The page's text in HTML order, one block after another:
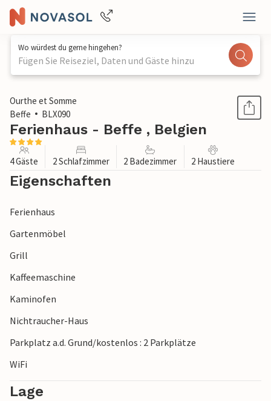
Wo würdest du gerne hingehen?
Fügen Sie Reiseziel, Daten und Gäste hinzu
1 / 1
Ourthe et Somme
Beffe
BLX090
Ferienhaus - Beffe , Belgien
4 Gäste 2 Schlafzimmer 2 Badezimmer 2 Haustiere
Eigenschaften
Ferienhaus
Gartenmöbel
Grill
Kaffeemaschine
Kaminofen
Nichtraucher-Haus
Parkplatz a.d. Grund/kostenlos : 2 Parkplätze
WiFi
Lage